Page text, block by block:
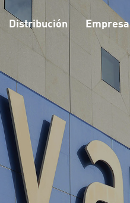
Distribución Empresa